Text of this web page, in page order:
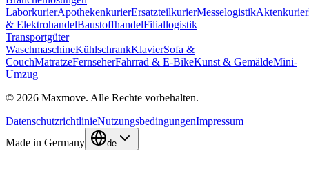
LaborkurierApothekenkurierErsatzteilkurierMesselogistikAktenkurier
& ElektrohandelBaustoffhandelFiliallogistik
Transportgüter
WaschmaschineKühlschrankKlavierSofa &
CouchMatratzeFernseherFahrrad & E-BikeKunst & GemäldeMini-
Umzug
© 2026 Maxmove. Alle Rechte vorbehalten.
DatenschutzrichtlinieNutzungsbedingungenImpressum
Made in Germany
de